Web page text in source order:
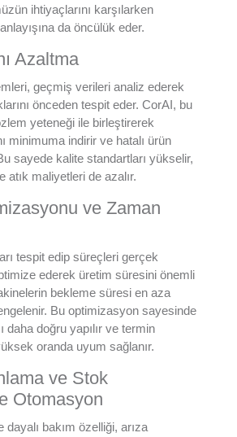
ihtiyaçlarını karşılarken
da öncülük eder.
Azaltma
geçmiş verileri analiz ederek
önceden tespit eder. CorAI, bu
yeteneği ile birleştirerek
minimuma indirir ve hatalı ürün
sayede kalite standartları yükselir,
atık maliyetleri de azalır.
ve Zaman
tespit edip süreçleri gerçek
ederek üretim süresini önemli
bekleme süresi en aza
Bu optimizasyon sayesinde
daha doğru yapılır ve termin
oranda uyum sağlanır.
ve Stok
Otomasyon
dayalı bakım özelliği, arıza